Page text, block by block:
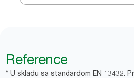
Reference
* U skladu sa standardom EN 13432.